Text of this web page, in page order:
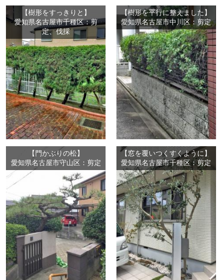
【樹形をすっきりと】
愛知県名古屋市千種区：剪
定、伐採
【樹形を平行に整えました】
愛知県名古屋市中川区：剪定
【門かぶりの松】
愛知県名古屋市守山区：剪定
【窓を覆いつくすくように】
愛知県名古屋市千種区：剪定